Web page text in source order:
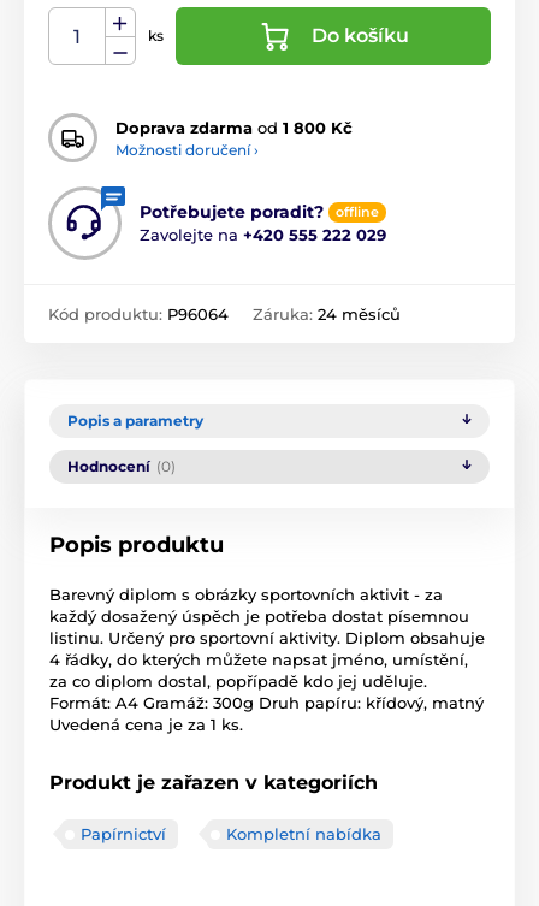
ks Do košíku
Doprava zdarma od 1 800 Kč
Možnosti doručení ›
Potřebujete poradit? offline
Zavolejte na +420 555 222 029
Kód produktu: P96064 Záruka: 24 měsíců
Popis a parametry
Hodnocení (0)
Popis produktu
Barevný diplom s obrázky sportovních aktivit - za
každý dosažený úspěch je potřeba dostat písemnou
listinu. Určený pro sportovní aktivity. Diplom obsahuje
4 řádky, do kterých můžete napsat jméno, umístění,
za co diplom dostal, popřípadě kdo jej uděluje.
Formát: A4 Gramáž: 300g Druh papíru: křídový, matný
Uvedená cena je za 1 ks.
Produkt je zařazen v kategoriích
Papírnictví Kompletní nabídka